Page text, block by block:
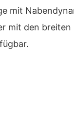
mit
mit den